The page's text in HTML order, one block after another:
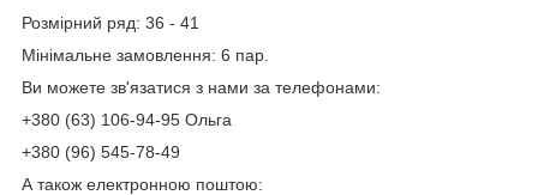
Розмірний ряд: 36 - 41
Мінімальне замовлення: 6 пар.
Ви можете зв'язатися з нами за телефонами:
+380 (63) 106-94-95 Ольга
+380 (96) 545-78-49
А також електронною поштою: